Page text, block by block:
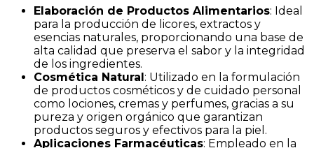
Elaboración de Productos Alimentarios: Ideal
para la producción de licores, extractos y
esencias naturales, proporcionando una base de
alta calidad que preserva el sabor y la integridad
de los ingredientes.
Cosmética Natural: Utilizado en la formulación
de productos cosméticos y de cuidado personal
como lociones, cremas y perfumes, gracias a su
pureza y origen orgánico que garantizan
productos seguros y efectivos para la piel.
Aplicaciones Farmacéuticas: Empleado en la